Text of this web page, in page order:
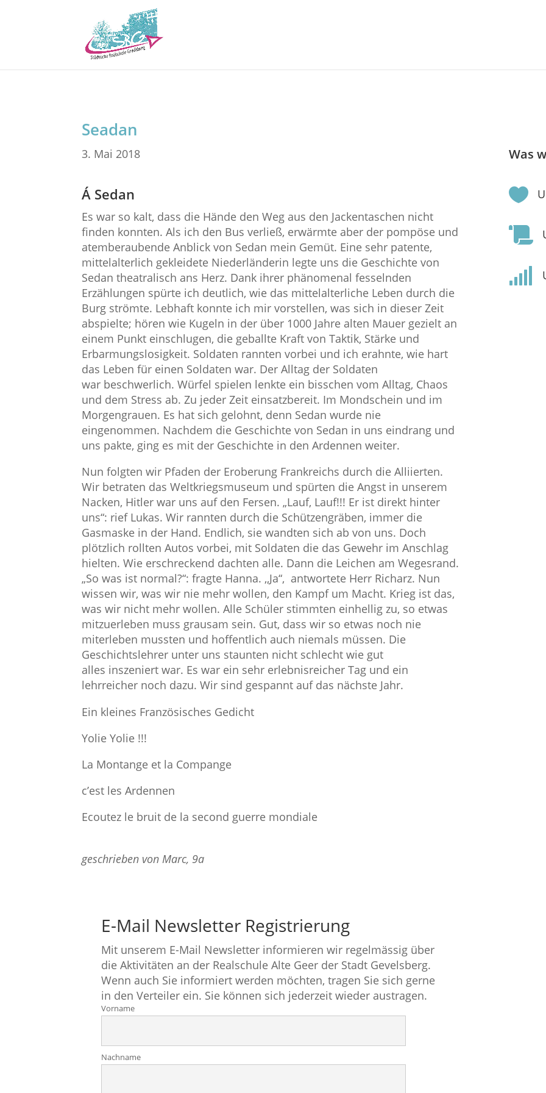
Seadan
3. Mai 2018
Á Sedan
Es war so kalt, dass die Hände den Weg aus den Jackentaschen nicht
finden konnten. Als ich den Bus verließ, erwärmte aber der pompöse und
atemberaubende Anblick von Sedan mein Gemüt. Eine sehr patente,
mittelalterlich gekleidete Niederländerin legte uns die Geschichte von
Sedan theatralisch ans Herz. Dank ihrer phänomenal fesselnden
Erzählungen spürte ich deutlich, wie das mittelalterliche Leben durch die
Burg strömte. Lebhaft konnte ich mir vorstellen, was sich in dieser Zeit
abspielte; hören wie Kugeln in der über 1000 Jahre alten Mauer gezielt an
einem Punkt einschlugen, die geballte Kraft von Taktik, Stärke und
Erbarmungslosigkeit. Soldaten rannten vorbei und ich erahnte, wie hart
das Leben für einen Soldaten war. Der Alltag der Soldaten
war beschwerlich. Würfel spielen lenkte ein bisschen vom Alltag, Chaos
und dem Stress ab. Zu jeder Zeit einsatzbereit. Im Mondschein und im
Morgengrauen. Es hat sich gelohnt, denn Sedan wurde nie
eingenommen. Nachdem die Geschichte von Sedan in uns eindrang und
uns pakte, ging es mit der Geschichte in den Ardennen weiter.
Nun folgten wir Pfaden der Eroberung Frankreichs durch die Alliierten.
Wir betraten das Weltkriegsmuseum und spürten die Angst in unserem
Nacken, Hitler war uns auf den Fersen. „Lauf, Lauf!!! Er ist direkt hinter
uns“: rief Lukas. Wir rannten durch die Schützengräben, immer die
Gasmaske in der Hand. Endlich, sie wandten sich ab von uns. Doch
plötzlich rollten Autos vorbei, mit Soldaten die das Gewehr im Anschlag
hielten. Wie erschreckend dachten alle. Dann die Leichen am Wegesrand.
„So was ist normal?“: fragte Hanna. ,,Ja“, antwortete Herr Richarz. Nun
wissen wir, was wir nie mehr wollen, den Kampf um Macht. Krieg ist das,
was wir nicht mehr wollen. Alle Schüler stimmten einhellig zu, so etwas
mitzuerleben muss grausam sein. Gut, dass wir so etwas noch nie
miterleben mussten und hoffentlich auch niemals müssen. Die
Geschichtslehrer unter uns staunten nicht schlecht wie gut
alles inszeniert war. Es war ein sehr erlebnisreicher Tag und ein
lehrreicher noch dazu. Wir sind gespannt auf das nächste Jahr.
Ein kleines Französisches Gedicht
Yolie Yolie !!!
La Montange et la Compange
c’est les Ardennen
Ecoutez le bruit de la second guerre mondiale
geschrieben von Marc, 9a
E-Mail Newsletter Registrierung
Mit unserem E-Mail Newsletter informieren wir regelmässig über
die Aktivitäten an der Realschule Alte Geer der Stadt Gevelsberg.
Wenn auch Sie informiert werden möchten, tragen Sie sich gerne
in den Verteiler ein. Sie können sich jederzeit wieder austragen.
Vorname
Nachname
Was


